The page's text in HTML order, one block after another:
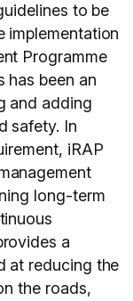
to be
implementation
Programme
has been an
and adding
safety. In
iRAP
long-term
a
at reducing the
the roads,